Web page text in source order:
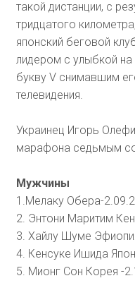
такой дистанции, с
тридцатого
японский беговой
лидером с улыбкой
букву V снимавшим
телевидения.
Украинец Игорь
марафона седьмым
Мужчины
1.Мелаку Обера-
2. Энтони Маритим
3. Хайлу Шуме
4. Кенсуке Ишида
5. Мионг Сон Корея -